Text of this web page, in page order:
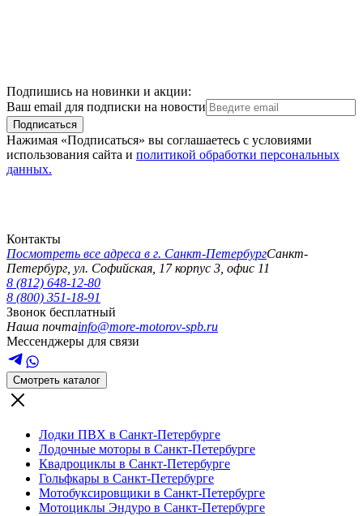
Подпишись на новинки и акции:
Ваш email для подписки на новости
Подписаться
Нажимая «Подписаться» вы соглашаетесь с условиями
использования сайта и политикой обработки персональных
данных.
Контакты
Посмотреть все адреса в г. Санкт-ПетербургСанкт-
Петербург ул. Софийская, 17 корпус 3, офис 11
8 (812) 648-12-80
8 (800) 351-18-91
Звонок бесплатный
Наша почтаinfo@more-motorov-spb.ru
Мессенджеры для связи
Смотреть каталог
Лодки ПВХ в Санкт-Петербурге
Лодочные моторы в Санкт-Петербурге
Квадроциклы в Санкт-Петербурге
Гольфкары в Санкт-Петербурге
Мотобуксировщики в Санкт-Петербурге
Мотоциклы Эндуро в Санкт-Петербурге